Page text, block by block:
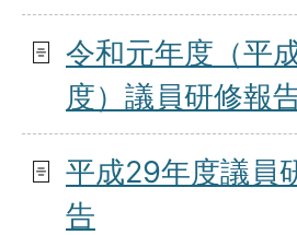
令和元年度（平
度）議員研修報
平成29年度議員
告